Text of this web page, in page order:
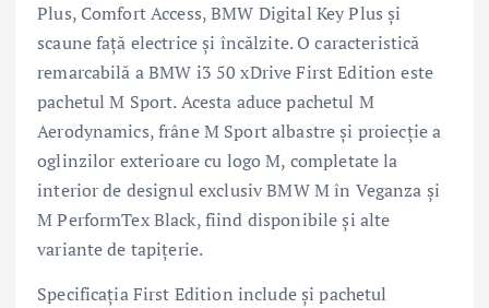
Plus, Comfort Access, BMW Digital Key Plus și
scaune față electrice și încălzite. O caracteristică
remarcabilă a BMW i3 50 xDrive First Edition este
pachetul M Sport. Acesta aduce pachetul M
Aerodynamics, frâne M Sport albastre și proiecție a
oglinzilor exterioare cu logo M, completate la
interior de designul exclusiv BMW M în Veganza și
M PerformTex Black, fiind disponibile și alte
variante de tapițerie.
Specificația First Edition include și pachetul